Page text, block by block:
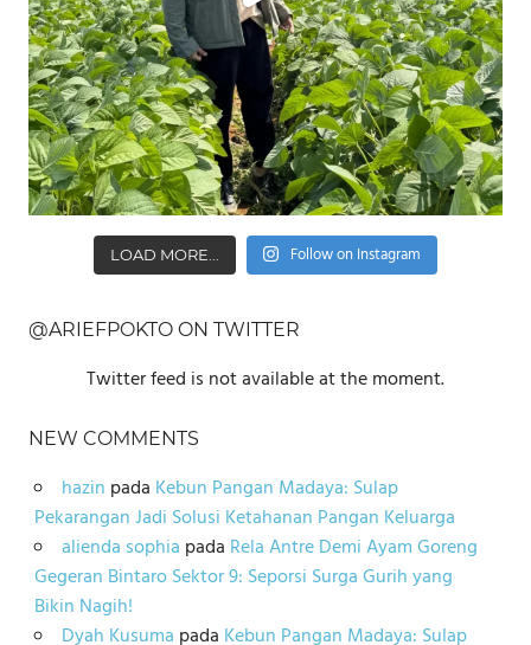
LOAD MORE... Follow on Instagram
@ARIEFPOKTO ON TWITTER
Twitter feed is not available at the moment.
NEW COMMENTS
hazin pada Kebun Pangan Madaya: Sulap
Pekarangan Jadi Solusi Ketahanan Pangan Keluarga
alienda sophia pada Rela Antre Demi Ayam Goreng
Gegeran Bintaro Sektor 9: Seporsi Surga Gurih yang
Bikin Nagih!
Dyah Kusuma pada Kebun Pangan Madaya: Sulap